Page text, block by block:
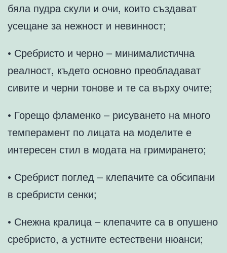
бяла пудра скули и очи, които създават
усещане за нежност и невинност;
• Сребристо и черно – минималистична
реалност, където основно преобладават
сивите и черни тонове и те са върху очите;
• Горещо фламенко – рисуването на много
темперамент по лицата на моделите е
интересен стил в модата на гримирането;
• Сребрист поглед – клепачите са обсипани
в сребристи сенки;
• Снежна кралица – клепачите са в опушено
сребристо, а устните естествени нюанси;